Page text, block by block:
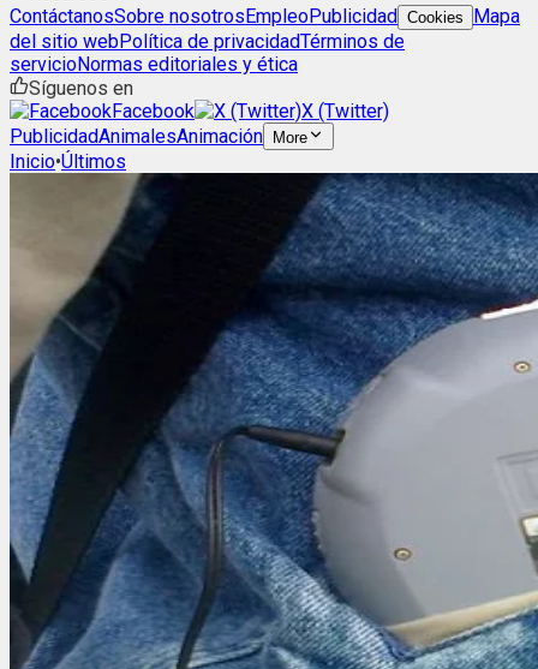
ContáctanosSobre nosotrosEmpleoPublicidad Cookies
Mapa
del sitio webPolítica de privacidadTérminos de
servicioNormas editoriales y ética
Síguenos en
Facebook
X (Twitter)
PublicidadAnimalesAnimación More
Inicio•Últimos